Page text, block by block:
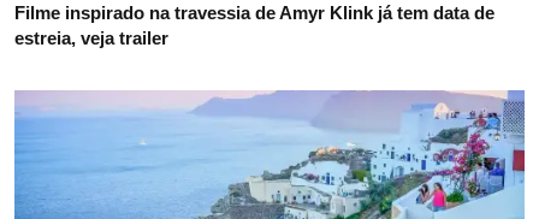
Filme inspirado na travessia de Amyr Klink já tem data de
estreia, veja trailer